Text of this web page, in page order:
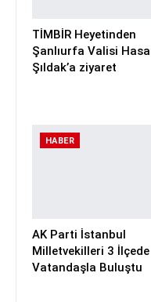
TİMBİR Heyetinden
Şanlıurfa Valisi
Şıldak’a ziyaret
HABER
AK Parti İstanbul
Milletvekilleri 3 İlçede
Vatandaşla Buluştu